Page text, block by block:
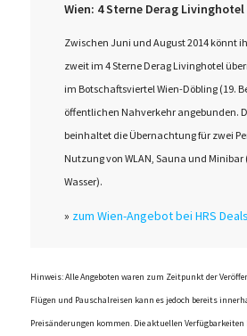
Wien: 4 Sterne Derag Livinghotel
Zwischen Juni und August 2014 könnt
zweit im 4 Sterne Derag Livinghotel
im Botschaftsviertel Wien-Döbling (19.
öffentlichen Nahverkehr angebunden.
beinhaltet die Übernachtung für zwei
Nutzung von WLAN, Sauna und Minibar
Wasser).
» zum Wien-Angebot bei HRS Deals
Hinweis: Alle Angeboten waren zum Zeitpunkt der
Flügen und Pauschalreisen kann es jedoch bereits
Preisänderungen kommen. Die aktuellen